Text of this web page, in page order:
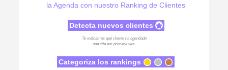
la Agenda con nuestro Ranking de Clientes
Detecta nuevos clientes
Te indicamos qué cliente ha agendado
una cita por primera vez.
Categoriza los rankings